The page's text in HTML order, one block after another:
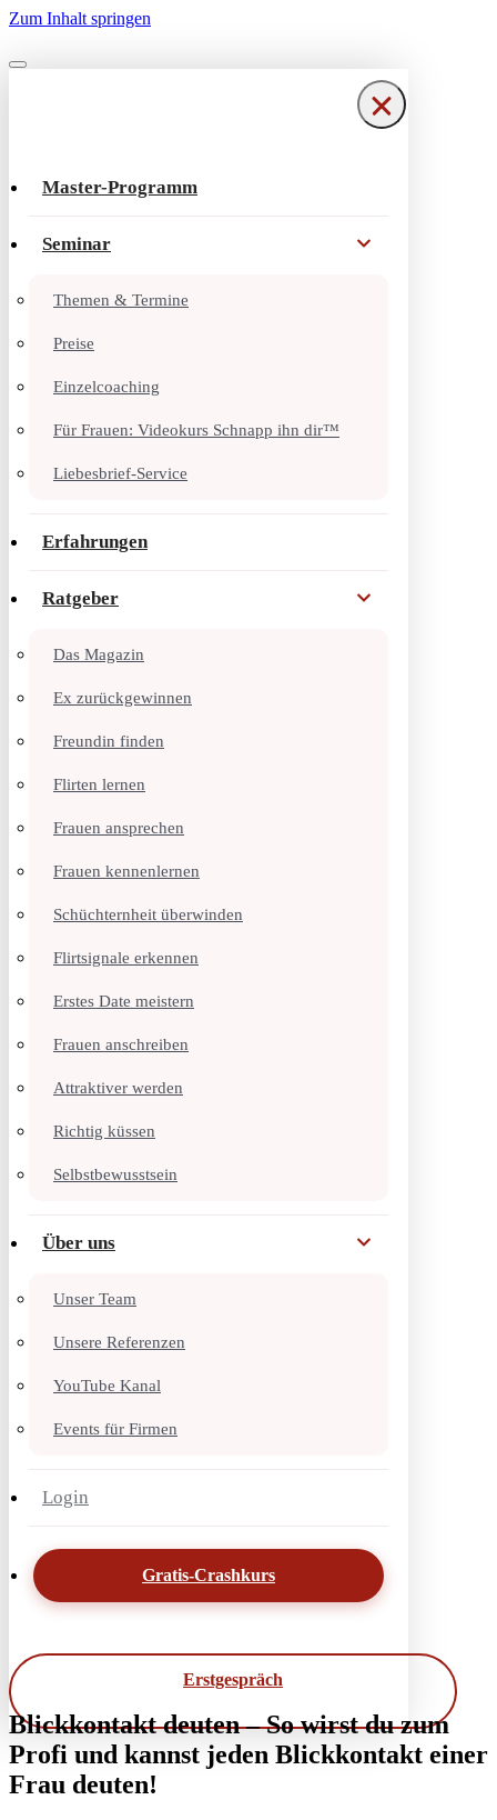
Zum Inhalt springen
Navigationsmenü
Navigationsmenü
Master-Programm
Seminar
Themen & Termine
Preise
Einzelcoaching
Für Frauen: Videokurs Schnapp ihn dir™
Liebesbrief-Service
Erfahrungen
Ratgeber
Das Magazin
Ex zurückgewinnen
Freundin finden
Flirten lernen
Frauen ansprechen
Frauen kennenlernen
Schüchternheit überwinden
Flirtsignale erkennen
Erstes Date meistern
Frauen anschreiben
Attraktiver werden
Richtig küssen
Selbstbewusstsein
Über uns
Unser Team
Unsere Referenzen
YouTube Kanal
Events für Firmen
Login
Gratis-Crashkurs
Erstgespräch
Blickkontakt deuten – So wirst du zum
Profi und kannst jeden Blickkontakt einer
Frau deuten!